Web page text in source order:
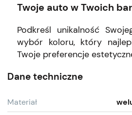
Twoje auto w Twoich
Podkreśl unikalność
wybór koloru, który
Twoje preferencje
Dane techniczne
Materiał